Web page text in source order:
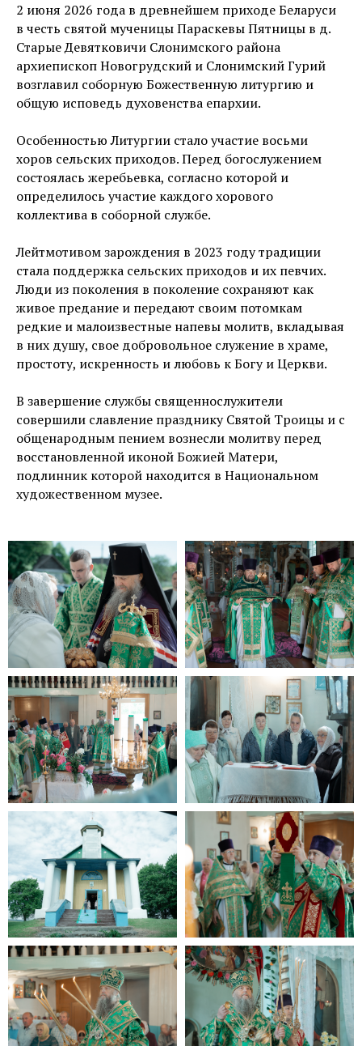
2 июня 2026 года в древнейшем приходе Беларуси
в честь святой мученицы Параскевы Пятницы в д.
Старые Девятковичи Слонимского района
архиепископ Новогрудский и Слонимский Гурий
возглавил соборную Божественную литургию и
общую исповедь духовенства епархии.
Особенностью Литургии стало участие восьми
хоров сельских приходов. Перед богослужением
состоялась жеребьевка, согласно которой и
определилось участие каждого хорового
коллектива в соборной службе.
Лейтмотивом зарождения в 2023 году традиции
стала поддержка сельских приходов и их певчих.
Люди из поколения в поколение сохраняют как
живое предание и передают своим потомкам
редкие и малоизвестные напевы молитв, вкладывая
в них душу, свое добровольное служение в храме,
простоту, искренность и любовь к Богу и Церкви.
В завершение службы священнослужители
совершили славление празднику Святой Троицы и с
общенародным пением вознесли молитву перед
восстановленной иконой Божией Матери,
подлинник которой находится в Национальном
художественном музее.